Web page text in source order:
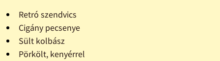
Retró szendvics
Cigány pecsenye
Sült kolbász
Pörkölt, kenyérrel